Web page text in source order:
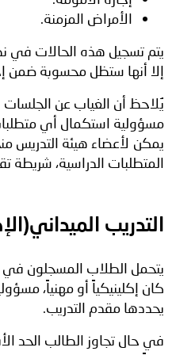
الأمراض المزمنة.
يتم تسجيل هذه الحالات في
إلا أنها ستظل محسوبة ضمن
يُلاحظ أن الغياب عن الجلسات
مسؤولية استكمال أي
يمكن لأعضاء هيئة التدريس
المتطلبات الدراسية، شريطة
التدريب
يتحمل الطلاب المسجلون في
كان إكلينيكياً أو مهنياً،
يحددها مقدم التدريب.
في حال تجاوز الطالب الحد